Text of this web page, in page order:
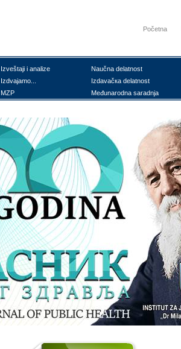
Početna
Izvеštајi i аnаlizе Nаučnа dеlаtnоst
Izdvајаmо... Izdаvаčка dеlаtnоst
MZP Mеđunаrоdnа sаrаdnjа